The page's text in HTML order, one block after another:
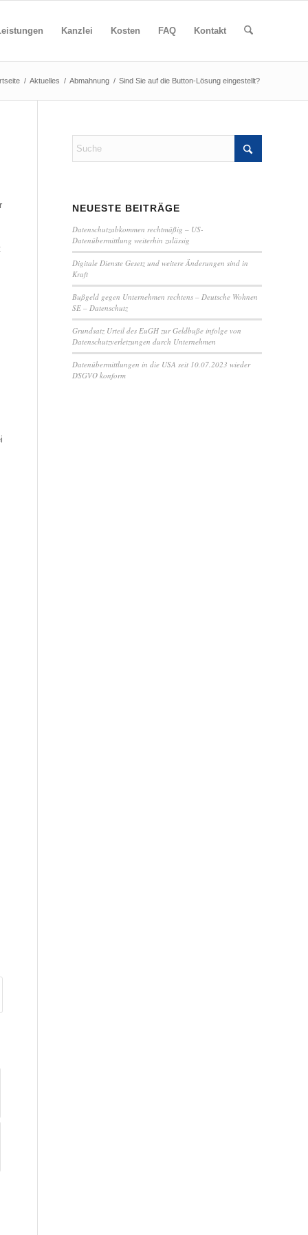
Kanzlei Kosten FAQ Kontakt
/ Aktuelles / Abmahnung / Sind Sie auf die Button-Lösung eingestellt?
NEUESTE BEITRÄGE
Datenschutzabkommen rechtmäßig – US-
Datenübermittlung weiterhin zulässig
Digitale Dienste Gesetz und weitere Änderungen sind in
Kraft
Bußgeld gegen Unternehmen rechtens – Deutsche Wohnen
SE – Datenschutz
Grundsatz Urteil des EuGH zur Geldbuße infolge von
Datenschutzverletzungen durch Unternehmen
Datenübermittlungen in die USA seit 10.07.2023 wieder
DSGVO konform